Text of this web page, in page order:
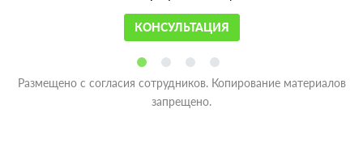
КОНСУЛЬТАЦИЯ
Размещено с согласия сотрудников. Копирование материалов
запрещено.